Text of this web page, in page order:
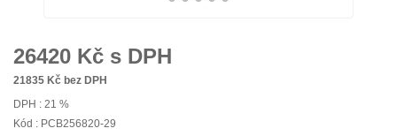
26420 Kč s DPH
21835 Kč bez DPH
DPH : 21 %
Kód : PCB256820-29